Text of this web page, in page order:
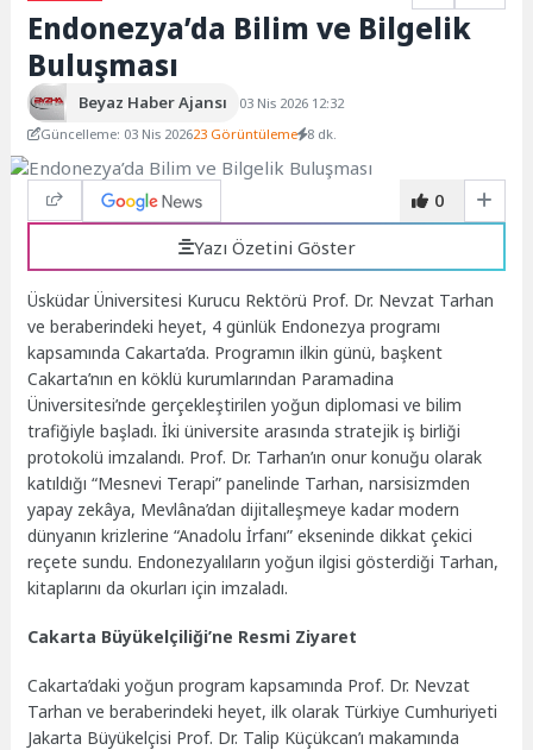
Endonezya’da Bilim ve Bilgelik
Buluşması
Beyaz Haber Ajansı
03 Nis 2026 12:32
Güncelleme: 03 Nis 202623 Görüntüleme 8 dk.
0
Yazı Özetini Göster
Üsküdar Üniversitesi Kurucu Rektörü Prof. Dr. Nevzat Tarhan
ve beraberindeki heyet, 4 günlük Endonezya programı
kapsamında Cakarta’da. Programın ilkin günü, başkent
Cakarta’nın en köklü kurumlarından Paramadina
Üniversitesi’nde gerçekleştirilen yoğun diplomasi ve bilim
trafiğiyle başladı. İki üniversite arasında stratejik iş birliği
protokolü imzalandı. Prof. Dr. Tarhan’ın onur konuğu olarak
katıldığı “Mesnevi Terapi” panelinde Tarhan, narsisizmden
yapay zekâya, Mevlâna’dan dijitalleşmeye kadar modern
dünyanın krizlerine “Anadolu İrfanı” ekseninde dikkat çekici
reçete sundu. Endonezyalıların yoğun ilgisi gösterdiği Tarhan,
kitaplarını da okurları için imzaladı.
Cakarta Büyükelçiliği’ne Resmi Ziyaret
Cakarta’daki yoğun program kapsamında Prof. Dr. Nevzat
Tarhan ve beraberindeki heyet, ilk olarak Türkiye Cumhuriyeti
Jakarta Büyükelçisi Prof. Dr. Talip Küçükcan’ı makamında